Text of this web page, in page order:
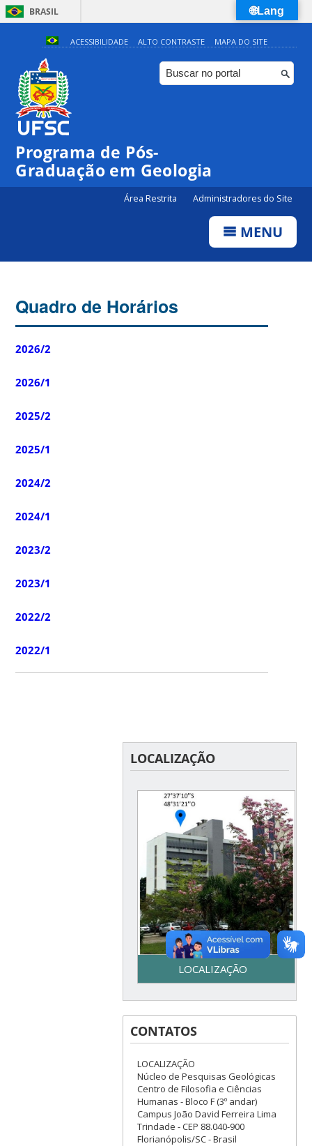
BRASIL
Simplifique!
Comunica BR
Participe
ACESSIBILIDADE ALTO CONTRASTE MAPA DO SITE
Programa de Pós-
Graduação em Geologia
Área Restrita Administradores do Site
MENU
Quadro de Horários
2026/2
2026/1
2025/2
2025/1
2024/2
2024/1
2023/2
2023/1
2022/2
2022/1
LOCALIZAÇÃO
LOCALIZAÇÃO
Secretaria do Programa de
Pós-Graduação em Geologia
– UFSC - Centro de Filosofia e
Ciências Humanas - Bloco F –
3º piso - Campus Reitor João
David Ferreira Lima - Trindade
– Florianópolis, SC
CONTATOS
LOCALIZAÇÃO
Núcleo de Pesquisas Geológicas
Centro de Filosofia e Ciências
Humanas - Bloco F (3º andar)
Campus João David Ferreira Lima
Trindade - CEP 88.040-900
Florianópolis/SC - Brasil
🌐Lang